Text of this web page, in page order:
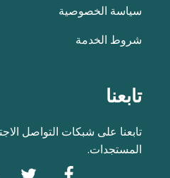
سياسة الخصوصية
شروط الخدمة
تابعنا
تابعنا على شبكات التواصل
المستجدات.